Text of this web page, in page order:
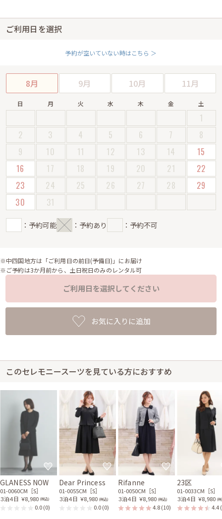
ご利用日を選択
予約が空いていない時はこちら ＞
8月 9月 10月 11月
日 月 火 水 木 金 土
1
2
3 4 5 6 7
8
9
10 11 12 13 14
15
16
17 18 19 20 21
22
23
24 25 26 27 28
29
30
31
：予約可能 ：予約あり ：予約不可
※中四国地方は「ご利用日の前日(予備日)」にお届け
※ご予約は3か月前から、土日祝日のみのレンタル可
ご利用日を選択してください
お気に入りに追加
このセレモニースーツを見ている方におすすめ
GLANESS NOW
01-0060CM［S］
３泊４日 ￥8,980 (税込)
0.0(0)
Dear Princess
01-0055CM［S］
３泊４日 ￥8,980 (税込)
0.0(0)
Rifanne
01-0050CM［S］
３泊４日 ￥8,980 (税込)
4.8(10)
23区
01-0033CM［S］
３泊４日 ￥8,980 (
4.4